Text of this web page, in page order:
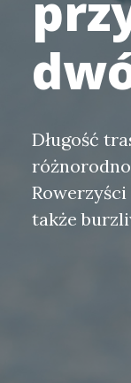
Długość
także